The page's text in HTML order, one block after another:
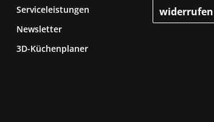
Serviceleistungen
Newsletter
3D-Küchenplaner
widerrufen